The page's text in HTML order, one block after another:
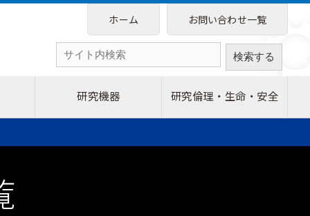
ホーム お問い合わせ一覧
研究機器 研究倫理・生命・安全